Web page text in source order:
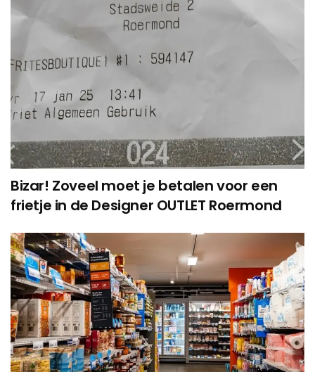
Bizar! Zoveel moet je betalen voor een
frietje in de Designer OUTLET Roermond